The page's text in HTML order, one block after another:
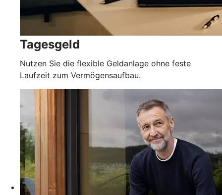
Tagesgeld
Nutzen Sie die flexible Geldanlage ohne feste
Laufzeit zum Vermögensaufbau.